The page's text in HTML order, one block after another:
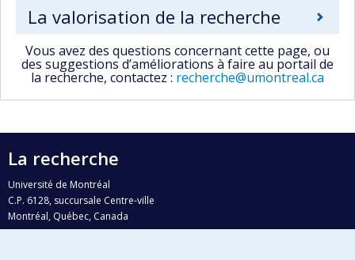
La valorisation de la recherche
Vous avez des questions concernant cette page, ou
des suggestions d’améliorations à faire au portail de
la recherche, contactez : recherche@umontreal.ca
La recherche
Université de Montréal
C.P. 6128, succursale Centre-ville
Montréal, Québec, Canada
H3C 3J7